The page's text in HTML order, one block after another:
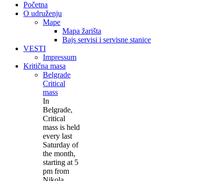
Početna
O udruženju
Mape
Mapa žarišta
Bajs servisi i servisne stanice
VESTI
Impressum
Kritična masa
Belgrade
Critical
mass
In
Belgrade,
Critical
mass is held
every last
Saturday of
the month,
starting at 5
pm from